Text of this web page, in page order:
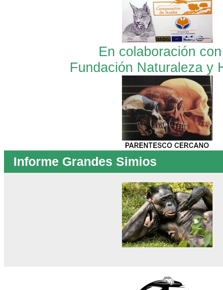
En colaboración
Fundación Naturaleza y
Informe Grandes Simios